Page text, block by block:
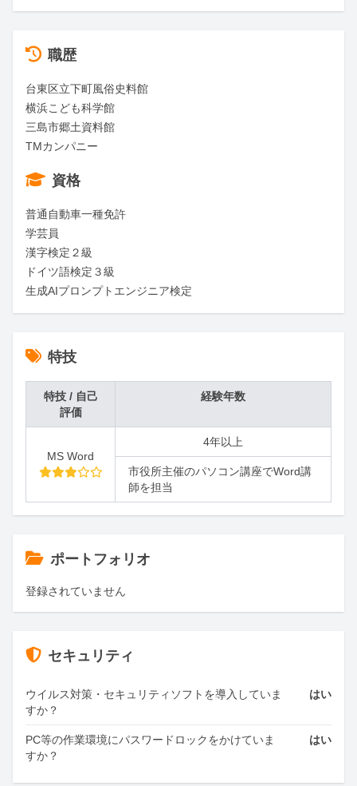
職歴
台東区立下町風俗史料館
横浜こども科学館
三島市郷土資料館
TMカンパニー
資格
普通自動車一種免許
学芸員
漢字検定２級
ドイツ語検定３級
生成AIプロンプトエンジニア検定
特技
特技 / 自己
評価
経験年数
MS Word
4年以上
市役所主催のパソコン講座でWord講
師を担当
ポートフォリオ
登録されていません
セキュリティ
ウイルス対策・セキュリティソフトを導入していま
すか？
はい
PC等の作業環境にパスワードロックをかけていま
すか？
はい